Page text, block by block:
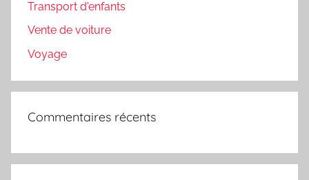
Transport d'enfants
Vente de voiture
Voyage
Commentaires récents